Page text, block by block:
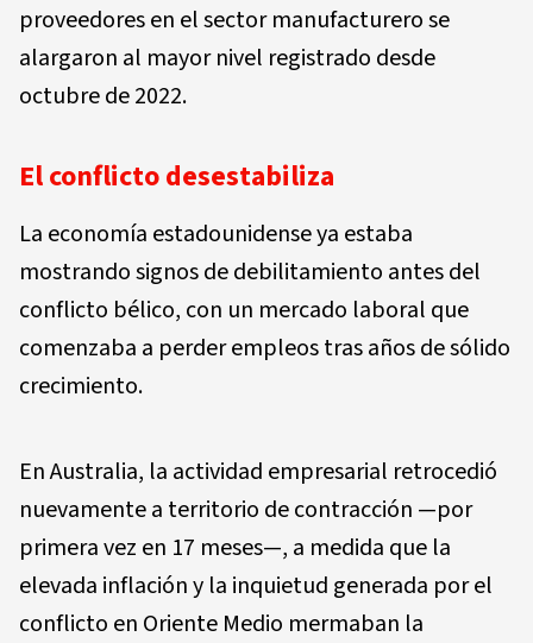
proveedores en el sector manufacturero se
alargaron al mayor nivel registrado desde
octubre de 2022.
El conflicto desestabiliza
La economía estadounidense ya estaba
mostrando signos de debilitamiento antes del
conflicto bélico, con un mercado laboral que
comenzaba a perder empleos tras años de sólido
crecimiento.
En Australia, la actividad empresarial retrocedió
nuevamente a territorio de contracción —por
primera vez en 17 meses—, a medida que la
elevada inflación y la inquietud generada por el
conflicto en Oriente Medio mermaban la